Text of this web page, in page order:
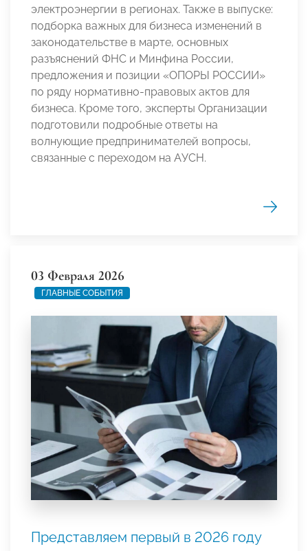
электроэнергии в регионах. Также в выпуске:
подборка важных для бизнеса изменений в
законодательстве в марте, основных
разъяснений ФНС и Минфина России,
предложения и позиции «ОПОРЫ РОССИИ»
по ряду нормативно-правовых актов для
бизнеса. Кроме того, эксперты Организации
подготовили подробные ответы на
волнующие предпринимателей вопросы,
связанные с переходом на АУСН.
03 Февраля 2026
ГЛАВНЫЕ СОБЫТИЯ
Представляем первый в 2026 году